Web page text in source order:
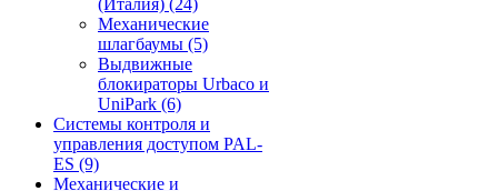
(Италия) (24)
Механические
шлагбаумы (5)
Выдвижные
блокираторы Urbaco и
UniPark (6)
Системы контроля и
управления доступом PAL-
ES (9)
Механические и